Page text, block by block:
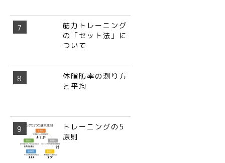
筋力トレーニング
の「セット法」に
ついて
体脂肪率の測り方
と平均
トレーニングの5
原則